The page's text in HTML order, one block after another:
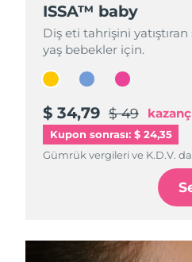
ISSA™ baby
Diş eti tahrişini yatıştıran
yaş bebekler için.
$ 34,79 $ 49 kazanç
Kupon sonrası: $ 24,35
Gümrük vergileri ve K.D.V.
ISSA™ baby
Diş eti tahrişini yatıştıran
yaş bebekler için.
$ 34,79 $ 49 kazanç
Gümrük vergileri ve K.D.V.
ISSA™ baby
Diş eti tahrişini yatıştıran
yaş bebekler için.
$ 34,79 $ 49 kazanç
Gümrük vergileri ve K.D.V.